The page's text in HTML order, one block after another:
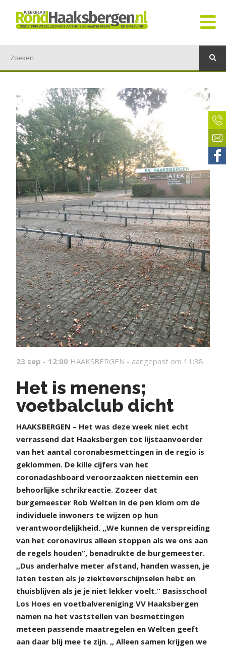
23 sep - 12:00 HAAKSBERGEN - aangepast om 11:38
Het is menens;
voetbalclub dicht
HAAKSBERGEN – Het was deze week niet echt
verrassend dat Haaksbergen tot lijstaanvoerder
van het aantal coronabesmettingen in de regio is
geklommen. De kille cijfers van het
coronadashboard veroorzaakten niettemin een
behoorlijke schrikreactie. Zozeer dat
burgemeester Rob Welten in de pen klom om de
individuele inwoners te wijzen op hun
verantwoordelijkheid. ,,We kunnen de verspreiding
van het coronavirus alleen stoppen als we ons aan
de regels houden”, benadrukte de burgemeester.
,,Dus anderhalve meter afstand, handen wassen, je
laten testen als je ziekteverschijnselen hebt en
thuisblijven als je je niet lekker voelt.” Basisschool
Los Hoes en voetbalvereniging VV Haaksbergen
namen na het vaststellen van besmettingen
meteen passende maatregelen en Welten geeft
aan daar blij mee te zijn. ,, Alleen samen krijgen we